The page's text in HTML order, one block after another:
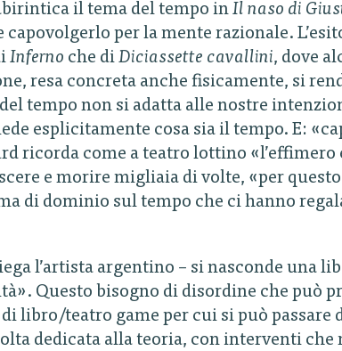
il tema del tempo in Il naso di
per la mente razionale.
Inferno che di Diciassette cavallini, dove
resa concreta anche fisicamente, si
tempo non si adatta alle nostre
esplicitamente cosa sia il tempo. E:
ricorda come a teatro lottino «l’effimero
e morire migliaia di volte, «per
di dominio sul tempo che ci hanno
l’artista argentino – si nasconde una
Questo bisogno di disordine che può
libro/teatro game per cui si può passare
dedicata alla teoria, con interventi che